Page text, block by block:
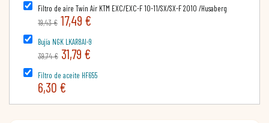
Filtro de aire Twin Air KTM EXC/EXC-F 10-11/SX/SX-F 2010 /Husaberg
19,43 € 17,49 €
Bujía NGK LKAR8AI-9
39,74 € 31,79 €
Filtro de aceite HF655
6,30 €